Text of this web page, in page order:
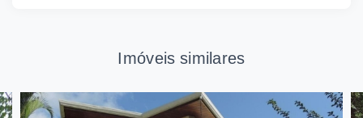
Imóveis similares